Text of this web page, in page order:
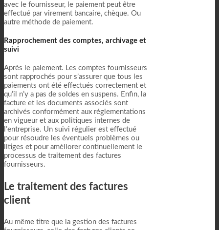
avec le fournisseur, le paiement peut être
effectué par virement bancaire, chèque. Ou
autre méthode de paiement.
Rapprochement des comptes, archivage et
suivi
Après le paiement. Les comptes fournisseurs
sont rapprochés pour s’assurer que tous les
paiements ont été effectués correctement et
qu’il n’y a pas de soldes en suspens. Enfin, la
facture et les documents associés sont
archivés conformément aux réglementations
en vigueur et aux politiques internes de
l’entreprise. Un suivi régulier est effectué
pour résoudre les éventuels problèmes ou
litiges et pour améliorer continuellement le
processus de traitement des factures
fournisseurs.
Le traitement des factures
client
Au même titre que la gestion des factures